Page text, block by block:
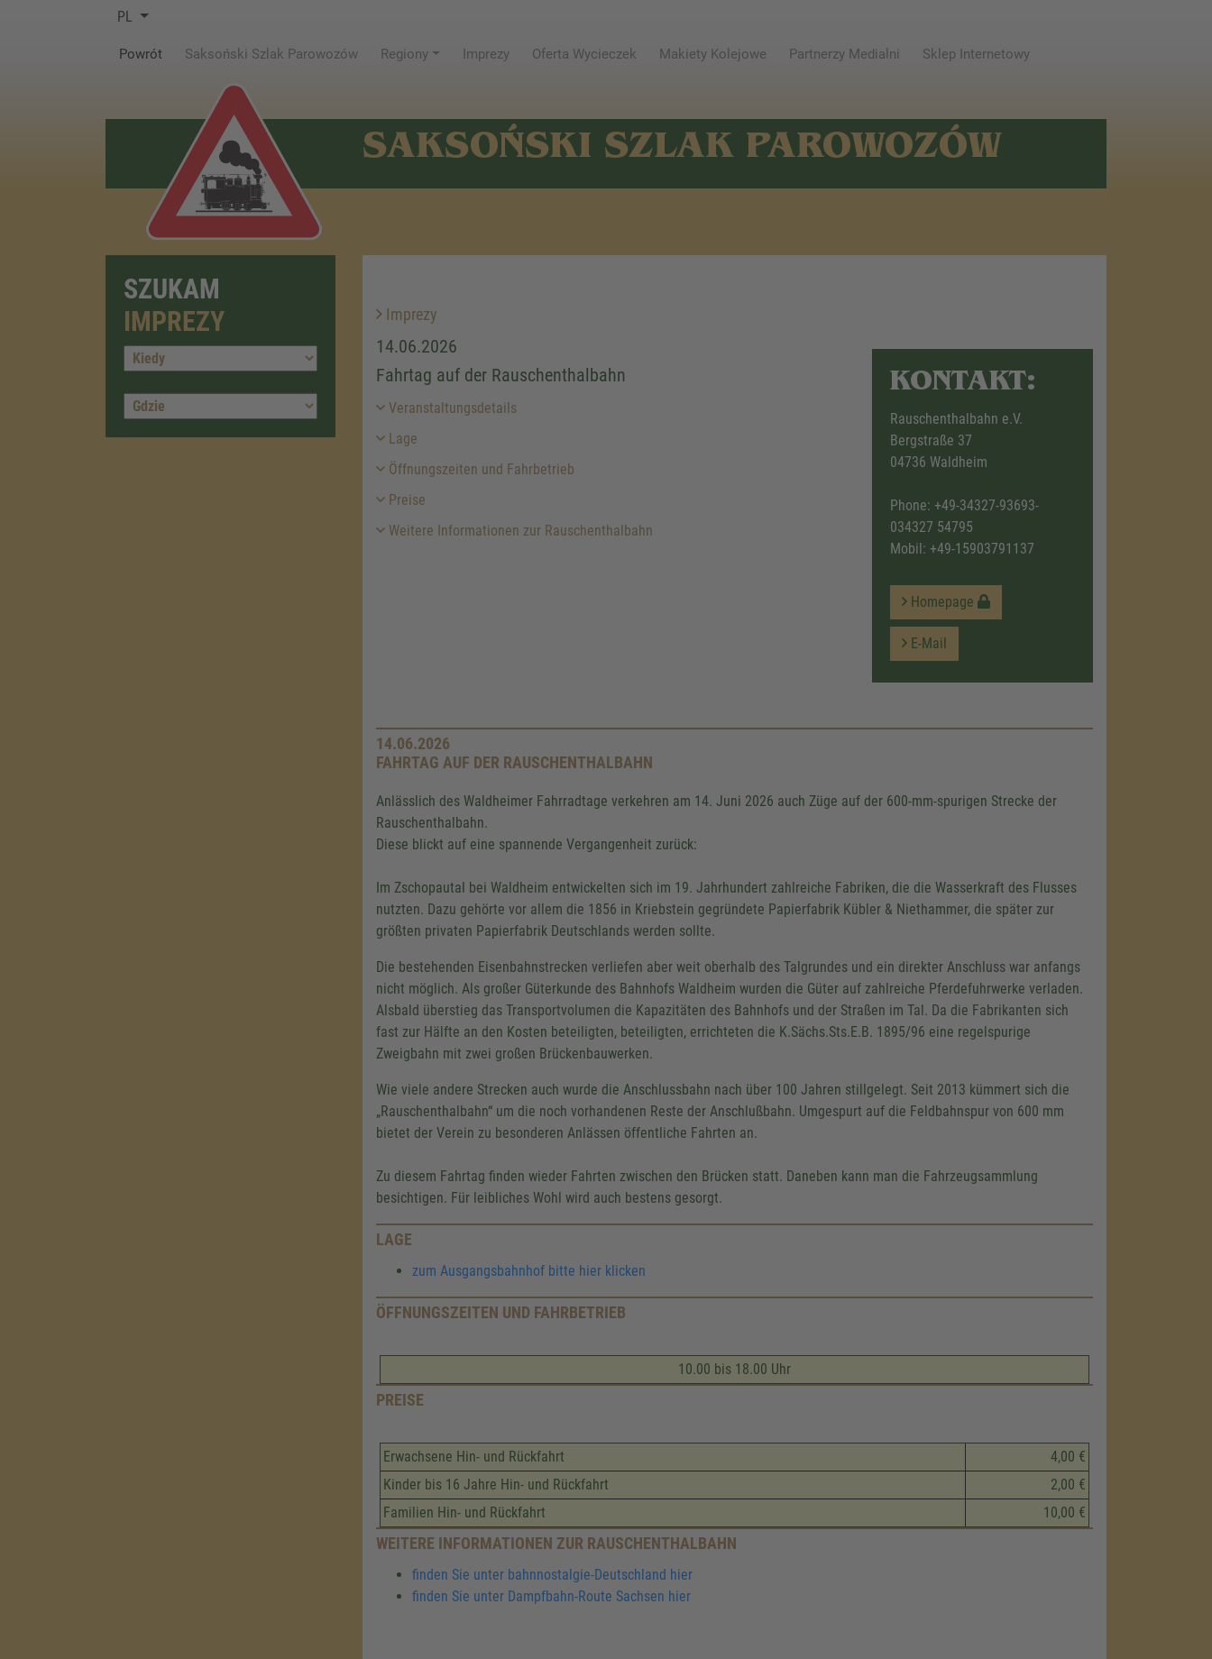
PL
Powrót (current)
Saksoński Szlak Parowozów Regiony Imprezy Oferta Wycieczek Makiety Kolejowe Partnerzy Medialni Sklep Internetowy
SAKSOŃSKI SZLAK PAROWOZÓW
SZUKAM
IMPREZY
Imprezy
14.06.2026
Fahrtag auf der Rauschenthalbahn
Veranstaltungsdetails
Lage
Öffnungszeiten und Fahrbetrieb
Preise
Weitere Informationen zur Rauschenthalbahn
KONTAKT:
Rauschenthalbahn e.V.
Bergstraße 37
04736 Waldheim
Phone: +49-34327-93693-
034327 54795
Mobil: +49-15903791137
Homepage
E-Mail
14.06.2026
FAHRTAG AUF DER RAUSCHENTHALBAHN
Anlässlich des Waldheimer Fahrradtage verkehren am 14. Juni 2026 auch Züge auf der 600-mm-spurigen Strecke der
Rauschenthalbahn.
Diese blickt auf eine spannende Vergangenheit zurück:
Im Zschopautal bei Waldheim entwickelten sich im 19. Jahrhundert zahlreiche Fabriken, die die Wasserkraft des Flusses
nutzten. Dazu gehörte vor allem die 1856 in Kriebstein gegründete Papierfabrik Kübler & Niethammer, die später zur
größten privaten Papierfabrik Deutschlands werden sollte.
Die bestehenden Eisenbahnstrecken verliefen aber weit oberhalb des Talgrundes und ein direkter Anschluss war anfangs
nicht möglich. Als großer Güterkunde des Bahnhofs Waldheim wurden die Güter auf zahlreiche Pferdefuhrwerke verladen.
Alsbald überstieg das Transportvolumen die Kapazitäten des Bahnhofs und der Straßen im Tal. Da die Fabrikanten sich
fast zur Hälfte an den Kosten beteiligten, beteiligten, errichteten die K.Sächs.Sts.E.B. 1895/96 eine regelspurige
Zweigbahn mit zwei großen Brückenbauwerken.
Wie viele andere Strecken auch wurde die Anschlussbahn nach über 100 Jahren stillgelegt. Seit 2013 kümmert sich die
„Rauschenthalbahn“ um die noch vorhandenen Reste der Anschlußbahn. Umgespurt auf die Feldbahnspur von 600 mm
bietet der Verein zu besonderen Anlässen öffentliche Fahrten an.
Zu diesem Fahrtag finden wieder Fahrten zwischen den Brücken statt. Daneben kann man die Fahrzeugsammlung
besichtigen. Für leibliches Wohl wird auch bestens gesorgt.
LAGE
zum Ausgangsbahnhof bitte hier klicken
ÖFFNUNGSZEITEN UND FAHRBETRIEB
10.00 bis 18.00 Uhr
PREISE
Erwachsene Hin- und Rückfahrt
4,00 €
Kinder bis 16 Jahre Hin- und Rückfahrt
2,00 €
Familien Hin- und Rückfahrt
10,00 €
WEITERE INFORMATIONEN ZUR RAUSCHENTHALBAHN
finden Sie unter bahnnostalgie-Deutschland hier
finden Sie unter Dampfbahn-Route Sachsen hier